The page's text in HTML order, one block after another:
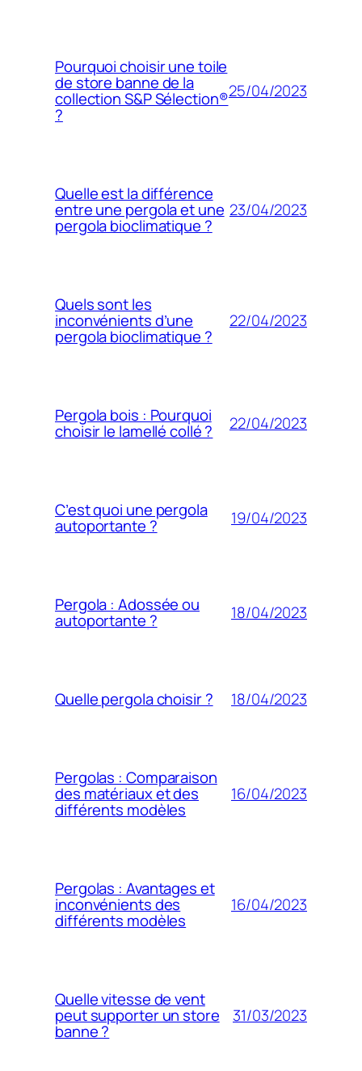
Pourquoi choisir une toile
de store banne de la
collection S&P Sélection®
?
25/04/2023
Quelle est la différence
entre une pergola et une
pergola bioclimatique ?
23/04/2023
Quels sont les
inconvénients d’une
pergola bioclimatique ?
22/04/2023
Pergola bois : Pourquoi
choisir le lamellé collé ? 22/04/2023
C’est quoi une pergola
autoportante ? 19/04/2023
Pergola : Adossée ou
autoportante ? 18/04/2023
Quelle pergola choisir ? 18/04/2023
Pergolas : Comparaison
des matériaux et des
différents modèles
16/04/2023
Pergolas : Avantages et
inconvénients des
différents modèles
16/04/2023
Quelle vitesse de vent
peut supporter un store
banne ?
31/03/2023